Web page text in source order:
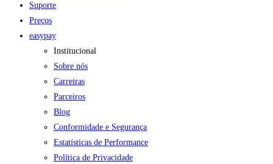
Suporte
Preços
easypay
Institucional
Sobre nós
Carreiras
Parceiros
Blog
Conformidade e Segurança
Estatísticas de Performance
Política de Privacidade